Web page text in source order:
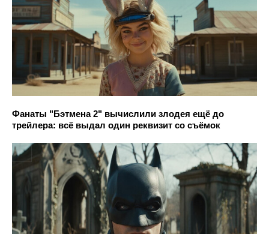
Фанаты "Бэтмена 2" вычислили злодея ещё до
трейлера: всё выдал один реквизит со съёмок